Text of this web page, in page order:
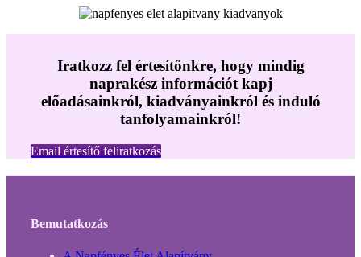
Iratkozz fel értesítőnkre, hogy mindig
naprakész információt kapj
előadásainkról, kiadványainkról és induló
tanfolyamainkról!
Email értesítő feliratkozás
Bemutatkozás